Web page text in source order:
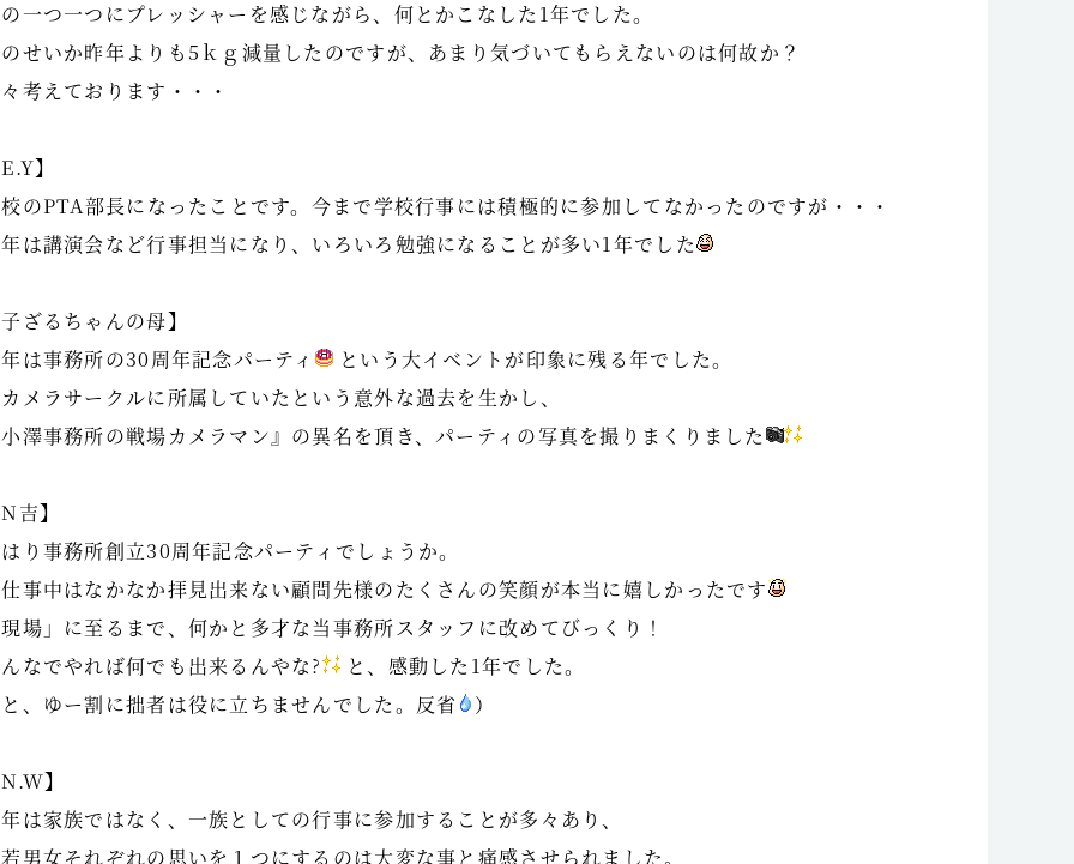
一つ一つにプレッシャーを感じながら、何とかこなした1年でした。
せいか昨年よりも5ｋｇ減量したのですが、あまり気づいてもらえないのは何故か？
考えております・・・
】
のPTA部長になったことです。今まで学校行事には積極的に参加してなかったのですが・・・
は講演会など行事担当になり、いろいろ勉強になることが多い1年でした
ざるちゃんの母】
は事務所の30周年記念パーティ
という大イベントが印象に残る年でした。
メラサークルに所属していたという意外な過去を生かし、
澤事務所の戦場カメラマン』の異名を頂き、パーティの写真を撮りまくりました
吉】
り事務所創立30周年記念パーティでしょうか。
事中はなかなか拝見出来ない顧問先様のたくさんの笑顔が本当に嬉しかったです
場」に至るまで、何かと多才な当事務所スタッフに改めてびっくり！
なでやれば何でも出来るんやな?
と、感動した1年でした。
、ゆー割に拙者は役に立ちませんでした。反省
）
】
は家族ではなく、一族としての行事に参加することが多々あり、
男女それぞれの思いを１つにするのは大変な事と痛感させられました。